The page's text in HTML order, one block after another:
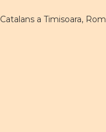
Catalans a Timisoara,